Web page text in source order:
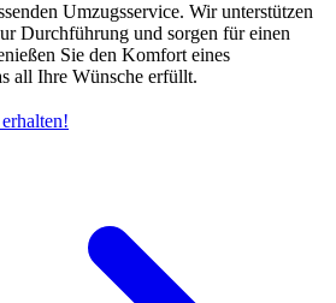
Umzugsservice. Wir unterstützen
Durchführung und sorgen für einen
Sie den Komfort eines
all Ihre Wünsche erfüllt.